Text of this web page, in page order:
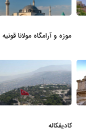
موزه و آرامگاه مولانا قونیه
کادیفکاله